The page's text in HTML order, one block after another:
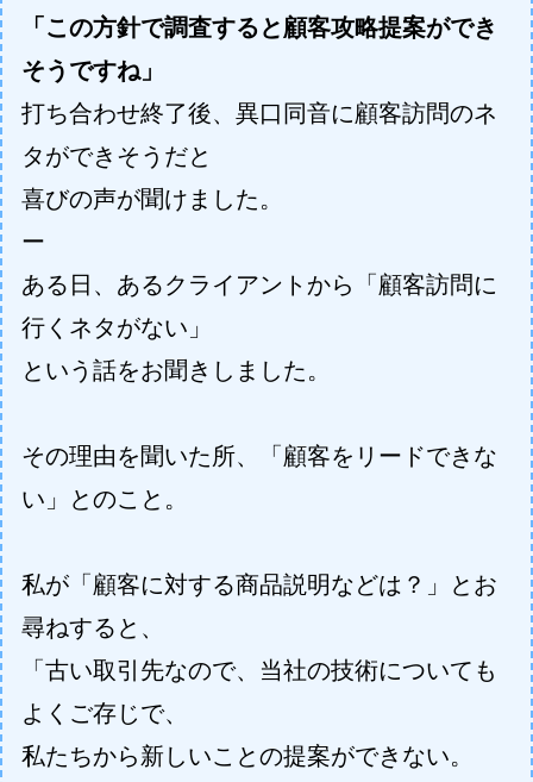
「この方針で調査すると顧客攻略提案ができ
そうですね」
打ち合わせ終了後、異口同音に顧客訪問のネ
タができそうだと
喜びの声が聞けました。
ー
ある日、あるクライアントから「顧客訪問に
行くネタがない」
という話をお聞きしました。
その理由を聞いた所、「顧客をリードできな
私が「顧客に対する商品説明などは？」とお
尋ねすると、
「古い取引先なので、当社の技術についても
よくご存じで、
私たちから新しいことの提案ができない。